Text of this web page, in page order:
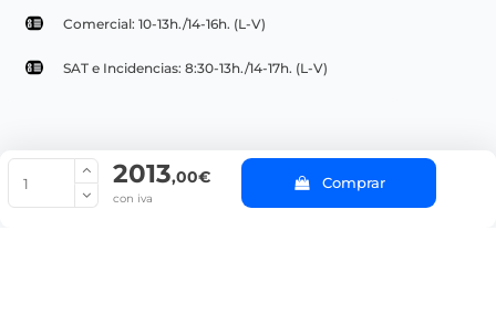
2013,00€
con iva
Comprar
Comercial: 10-13h./14-16h. (L-V)
SAT e Incidencias: 8:30-13h./14-17h. (L-V)
© Copyright 2022 PepeBar.com | Política de cookies |
Aviso legal y
Condiciones generales de compra |